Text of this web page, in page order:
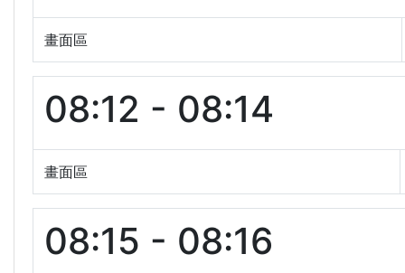
畫面區
08:12 - 08:14
畫面區
08:15 - 08:16